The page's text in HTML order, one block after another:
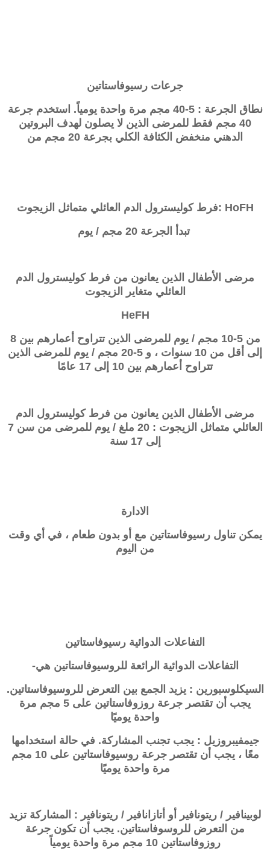
جرعات رسيوفاستاتين
نطاق الجرعة : 5-40 مجم مرة واحدة يومياً. استخدم جرعة
40 مجم فقط للمرضى الذين لا يصلون لهدف البروتين
الدهني منخفض الكثافة الكلي بجرعة 20 مجم من
HoFH :
فرط كوليسترول الدم العائلي متماثل الزيجوت
تبدأ الجرعة 20 مجم / يوم
مرضى الأطفال الذين يعانون من فرط كوليسترول الدم
العائلي متغاير الزيجوت
من 5-10 مجم / يوم للمرضى الذين تتراوح أعمارهم بين 8
إلى أقل من 10 سنوات ، و 5-20 مجم / يوم للمرضى الذين
تتراوح أعمارهم بين 10 إلى 17 عامًا
مرضى الأطفال الذين يعانون من فرط كوليسترول الدم
العائلي متماثل الزيجوت
: 20 ملغ / يوم للمرضى من سن 7
إلى 17 سنة
الادارة
يمكن تناول رسيوفاستاتين مع أو بدون طعام ، في أي وقت
من اليوم
التفاعلات الدوائية رسيوفاستاتين
التفاعلات الدوائية الرائعة للروسيوفاستاتين هي-
السيكلوسبورين : يزيد الجمع بين التعرض للروسيوفاستاتين.
يجب أن تقتصر جرعة روزوفاستاتين على 5 مجم مرة
واحدة يوميًا
جيمفيبروزيل : يجب تجنب المشاركة. في حالة استخدامها
معًا ، يجب أن تقتصر جرعةروسيوفاستاتين
على 10 مجم
مرة واحدة يوميًا
لوبينافير / ريتونافير أو أتازانافير / ريتونافير : المشاركة تزيد
من التعرض للروسوفاستاتين. يجب أن تكون جرعة
روزوفاستاتين 10 مجم مرة واحدة يومياً